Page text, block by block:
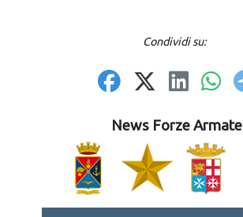
Condividi su:
News Forze Armate